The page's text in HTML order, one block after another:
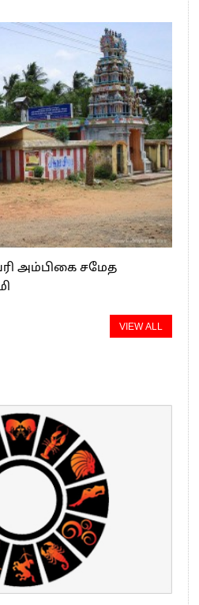
அம்பிகை சமேத
VIEW ALL